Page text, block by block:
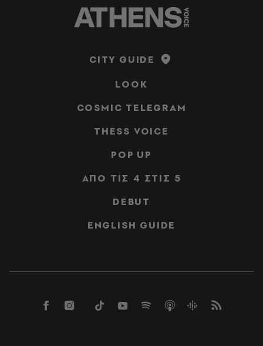
CITY GUIDE
LOOK
COSMIC TELEGRAM
THESS VOICE
POP UP
ΑΠΟ ΤΙΣ 4 ΣΤΙΣ 5
DEBUT
ENGLISH GUIDE